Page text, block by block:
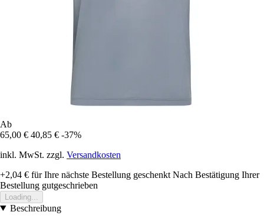
Ab
65,00 € 40,85 € -37%
inkl. MwSt. zzgl. Versandkosten
+2,04 € für Ihre nächste Bestellung geschenkt Nach Bestätigung Ihrer
Bestellung gutgeschrieben
Loading...
Beschreibung